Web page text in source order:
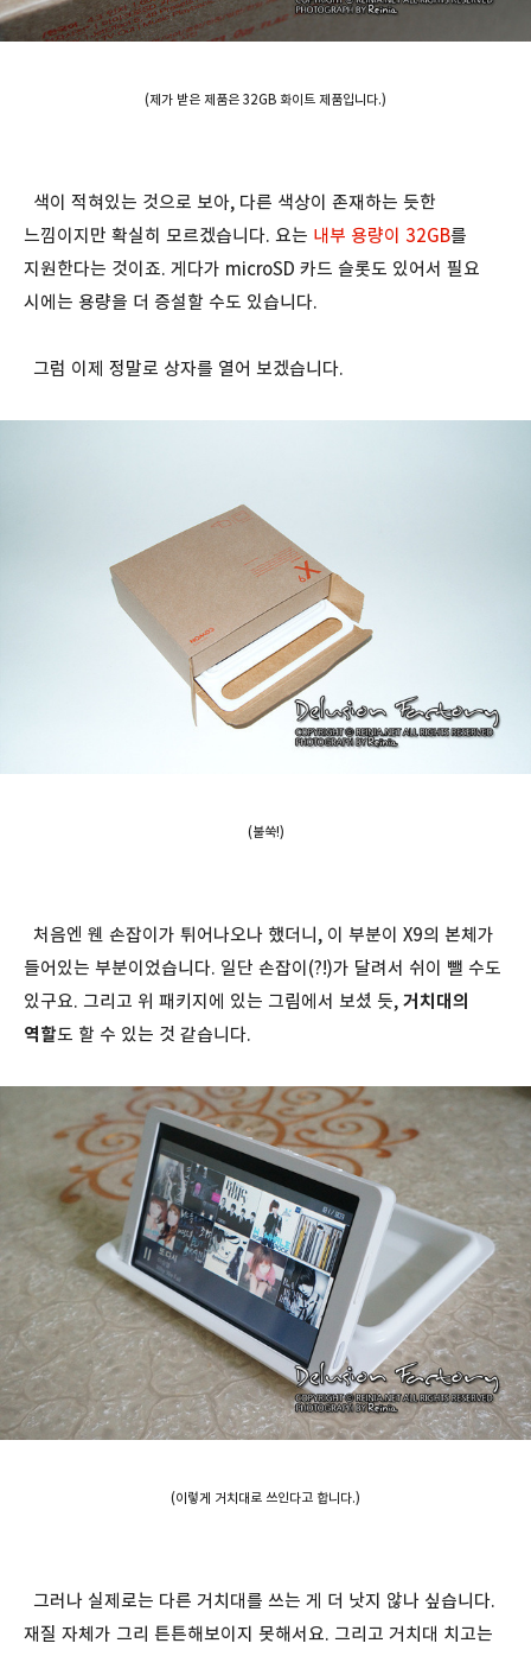
(제가 받은 제품은 32GB 화이트 제품입니다.)
색이 적혀있는 것으로 보아, 다른 색상이 존재하는 듯한
느낌이지만 확실히 모르겠습니다. 요는 내부 용량이 32GB를
지원한다는 것이죠. 게다가 microSD 카드 슬롯도 있어서 필요
시에는 용량을 더 증설할 수도 있습니다.
그럼 이제 정말로 상자를 열어 보겠습니다.
(불쑥!)
처음엔 웬 손잡이가 튀어나오나 했더니, 이 부분이 X9의 본체가
들어있는 부분이었습니다. 일단 손잡이(?!)가 달려서 쉬이 뺄 수도
있구요. 그리고 위 패키지에 있는 그림에서 보셨 듯, 거치대의
역할도 할 수 있는 것 같습니다.
(이렇게 거치대로 쓰인다고 합니다.)
그러나 실제로는 다른 거치대를 쓰는 게 더 낫지 않나 싶습니다.
재질 자체가 그리 튼튼해보이지 못해서요. 그리고 거치대 치고는